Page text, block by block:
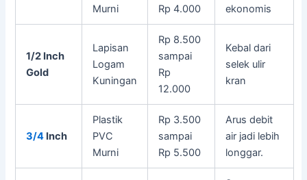
Murni
Rp 4.000
ekonomis
1/2 Inch
Gold
Lapisan
Logam
Kuningan
Rp 8.500
sampai
Rp
12.000
Kebal dari
selek ulir
kran
3/4 Inch
Plastik
PVC
Murni
Rp 3.500
sampai
Rp 5.500
Arus debit
air jadi lebih
longgar.